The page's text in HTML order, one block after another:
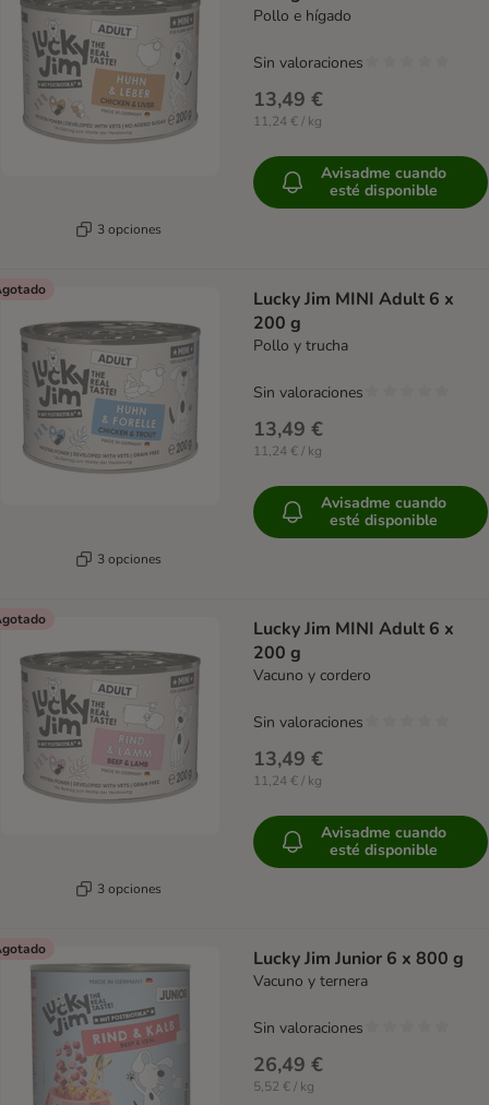
3 opciones
Pollo e hígado
13,49 €
11,24 € / kg
Sin valoraciones
Avisadme cuando
esté disponible
3 opciones
Lucky Jim MINI Adult 6 x
200 g
Pollo y trucha
13,49 €
11,24 € / kg
Sin valoraciones
Avisadme cuando
esté disponible
3 opciones
Lucky Jim MINI Adult 6 x
200 g
Vacuno y cordero
13,49 €
11,24 € / kg
Sin valoraciones
Avisadme cuando
esté disponible
Lucky Jim Junior 6 x 800 g
Vacuno y ternera
26,49 €
5,52 € / kg
Sin valoraciones